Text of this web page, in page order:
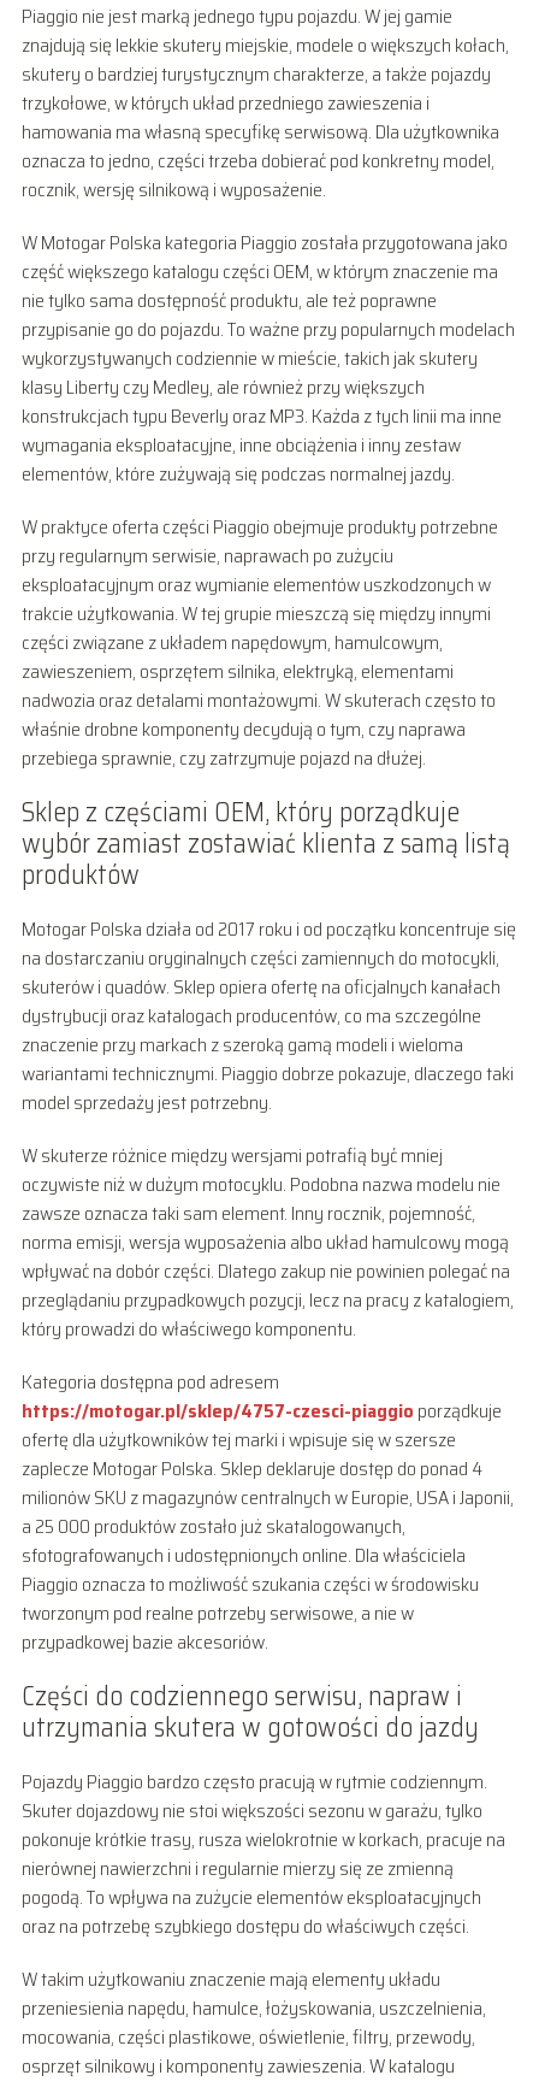
Piaggio nie jest marką jednego typu pojazdu. W jej gamie
znajdują się lekkie skutery miejskie, modele o większych kołach,
skutery o bardziej turystycznym charakterze, a także pojazdy
trzykołowe, w których układ przedniego zawieszenia i
hamowania ma własną specyfikę serwisową. Dla użytkownika
oznacza to jedno, części trzeba dobierać pod konkretny model,
rocznik, wersję silnikową i wyposażenie.
W Motogar Polska kategoria Piaggio została przygotowana jako
część większego katalogu części OEM, w którym znaczenie ma
nie tylko sama dostępność produktu, ale też poprawne
przypisanie go do pojazdu. To ważne przy popularnych modelach
wykorzystywanych codziennie w mieście, takich jak skutery
klasy Liberty czy Medley, ale również przy większych
konstrukcjach typu Beverly oraz MP3. Każda z tych linii ma inne
wymagania eksploatacyjne, inne obciążenia i inny zestaw
elementów, które zużywają się podczas normalnej jazdy.
W praktyce oferta części Piaggio obejmuje produkty potrzebne
przy regularnym serwisie, naprawach po zużyciu
eksploatacyjnym oraz wymianie elementów uszkodzonych w
trakcie użytkowania. W tej grupie mieszczą się między innymi
części związane z układem napędowym, hamulcowym,
zawieszeniem, osprzętem silnika, elektryką, elementami
nadwozia oraz detalami montażowymi. W skuterach często to
właśnie drobne komponenty decydują o tym, czy naprawa
przebiega sprawnie, czy zatrzymuje pojazd na dłużej.
Sklep z częściami OEM, który porządkuje
wybór zamiast zostawiać klienta z samą listą
produktów
Motogar Polska działa od 2017 roku i od początku koncentruje się
na dostarczaniu oryginalnych części zamiennych do motocykli,
skuterów i quadów. Sklep opiera ofertę na oficjalnych kanałach
dystrybucji oraz katalogach producentów, co ma szczególne
znaczenie przy markach z szeroką gamą modeli i wieloma
wariantami technicznymi. Piaggio dobrze pokazuje, dlaczego taki
model sprzedaży jest potrzebny.
W skuterze różnice między wersjami potrafią być mniej
oczywiste niż w dużym motocyklu. Podobna nazwa modelu nie
zawsze oznacza taki sam element. Inny rocznik, pojemność,
norma emisji, wersja wyposażenia albo układ hamulcowy mogą
wpływać na dobór części. Dlatego zakup nie powinien polegać na
przeglądaniu przypadkowych pozycji, lecz na pracy z katalogiem,
który prowadzi do właściwego komponentu.
Kategoria dostępna pod adresem
https://motogar.pl/sklep/4757-czesci-piaggio porządkuje
ofertę dla użytkowników tej marki i wpisuje się w szersze
zaplecze Motogar Polska. Sklep deklaruje dostęp do ponad 4
milionów SKU z magazynów centralnych w Europie, USA i Japonii,
a 25 000 produktów zostało już skatalogowanych,
sfotografowanych i udostępnionych online. Dla właściciela
Piaggio oznacza to możliwość szukania części w środowisku
tworzonym pod realne potrzeby serwisowe, a nie w
przypadkowej bazie akcesoriów.
Części do codziennego serwisu, napraw i
utrzymania skutera w gotowości do jazdy
Pojazdy Piaggio bardzo często pracują w rytmie codziennym.
Skuter dojazdowy nie stoi większości sezonu w garażu, tylko
pokonuje krótkie trasy, rusza wielokrotnie w korkach, pracuje na
nierównej nawierzchni i regularnie mierzy się ze zmienną
pogodą. To wpływa na zużycie elementów eksploatacyjnych
oraz na potrzebę szybkiego dostępu do właściwych części.
W takim użytkowaniu znaczenie mają elementy układu
przeniesienia napędu, hamulce, łożyskowania, uszczelnienia,
mocowania, części plastikowe, oświetlenie, filtry, przewody,
osprzęt silnikowy i komponenty zawieszenia. W katalogu